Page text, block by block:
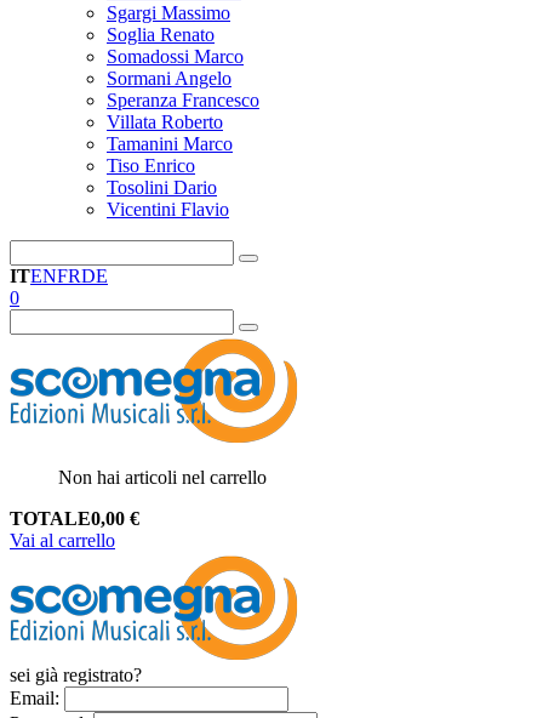
Sgargi Massimo
Soglia Renato
Somadossi Marco
Sormani Angelo
Speranza Francesco
Villata Roberto
Tamanini Marco
Tiso Enrico
Tosolini Dario
Vicentini Flavio
ITENFRDE
0
Non hai articoli nel carrello
TOTALE0,00 €
Vai al carrello
sei già registrato?
Email: